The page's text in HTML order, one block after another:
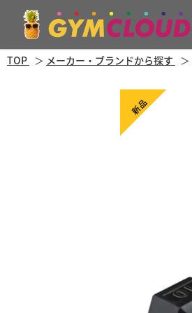
TOP メーカー・ブランドから探す
新品